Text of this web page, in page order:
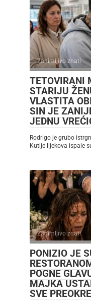
Zanimljivo znati
TETOVIRANI
STARIJU
VLASTITA
SIN JE
JEDNU
Rodrigo je grubo
Kutije lijekova ispale
Zanimljivo znati
PONIZIO JE
POGNE
MAJKA
SVE